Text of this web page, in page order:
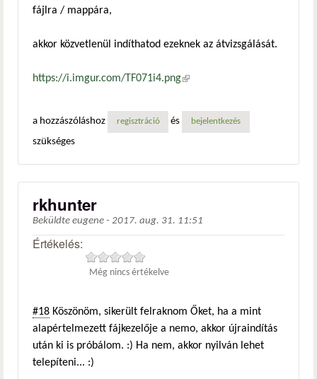
fájlra / mappára,
akkor közvetlenül indíthatod ezeknek az átvizsgálását.
https://i.imgur.com/TF071i4.png(külső hivatkozás)
a hozzászóláshoz regisztráció és bejelentkezés
szükséges
rkhunter
Beküldte eugene - 2017. aug. 31. 11:51
Értékelés:
Még nincs értékelve
#18 Köszönöm, sikerült felraknom Őket, ha a mint
alapértelmezett fájkezelője a nemo, akkor újraindítás
után ki is próbálom. :) Ha nem, akkor nyilván lehet
telepíteni... :)